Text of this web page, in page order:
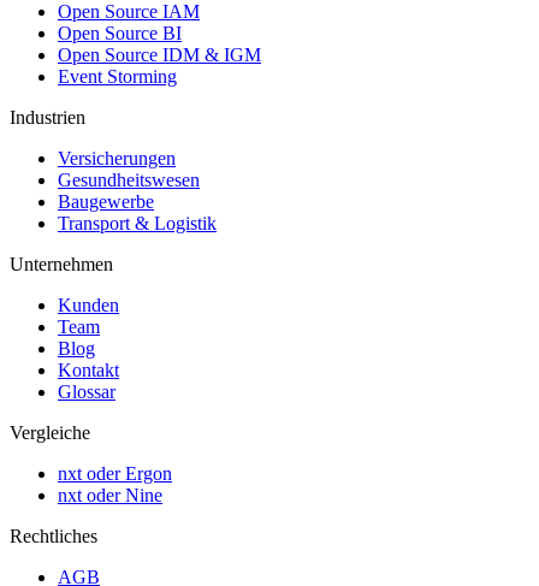
Open Source IAM
Open Source BI
Open Source IDM & IGM
Event Storming
Industrien
Versicherungen
Gesundheitswesen
Baugewerbe
Transport & Logistik
Unternehmen
Kunden
Team
Blog
Kontakt
Glossar
Vergleiche
nxt oder Ergon
nxt oder Nine
Rechtliches
AGB